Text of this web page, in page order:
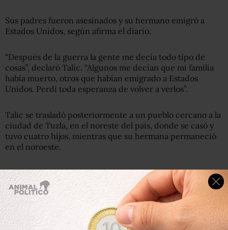
Sus padres fueron asesinados y su hermano emigró a
Estados Unidos, según afirma el diario.
“Después de la guerra la gente me decía todo tipo de
cosas”, declaró Talic. “Algunos me decían que mi familia
había muerto, otros que habían emigrado a Estados
Unidos. Perdí toda esperanza de volver a verlos”.
Talic se trasladó posteriormente a un pueblo cercano a la
ciudad de Tuzla, en el noreste del país, donde se casó y
tuvo cuatro hijos, mientras que su hermana permaneció
en el noroeste.
Ambas supieron de su existencia después de que el hijo
de Talic se interesase por su árbol genealógico y
contactase a su tía a través de Facebook.
Las hermanas derramaron “lágrimas de incredulidad” tras